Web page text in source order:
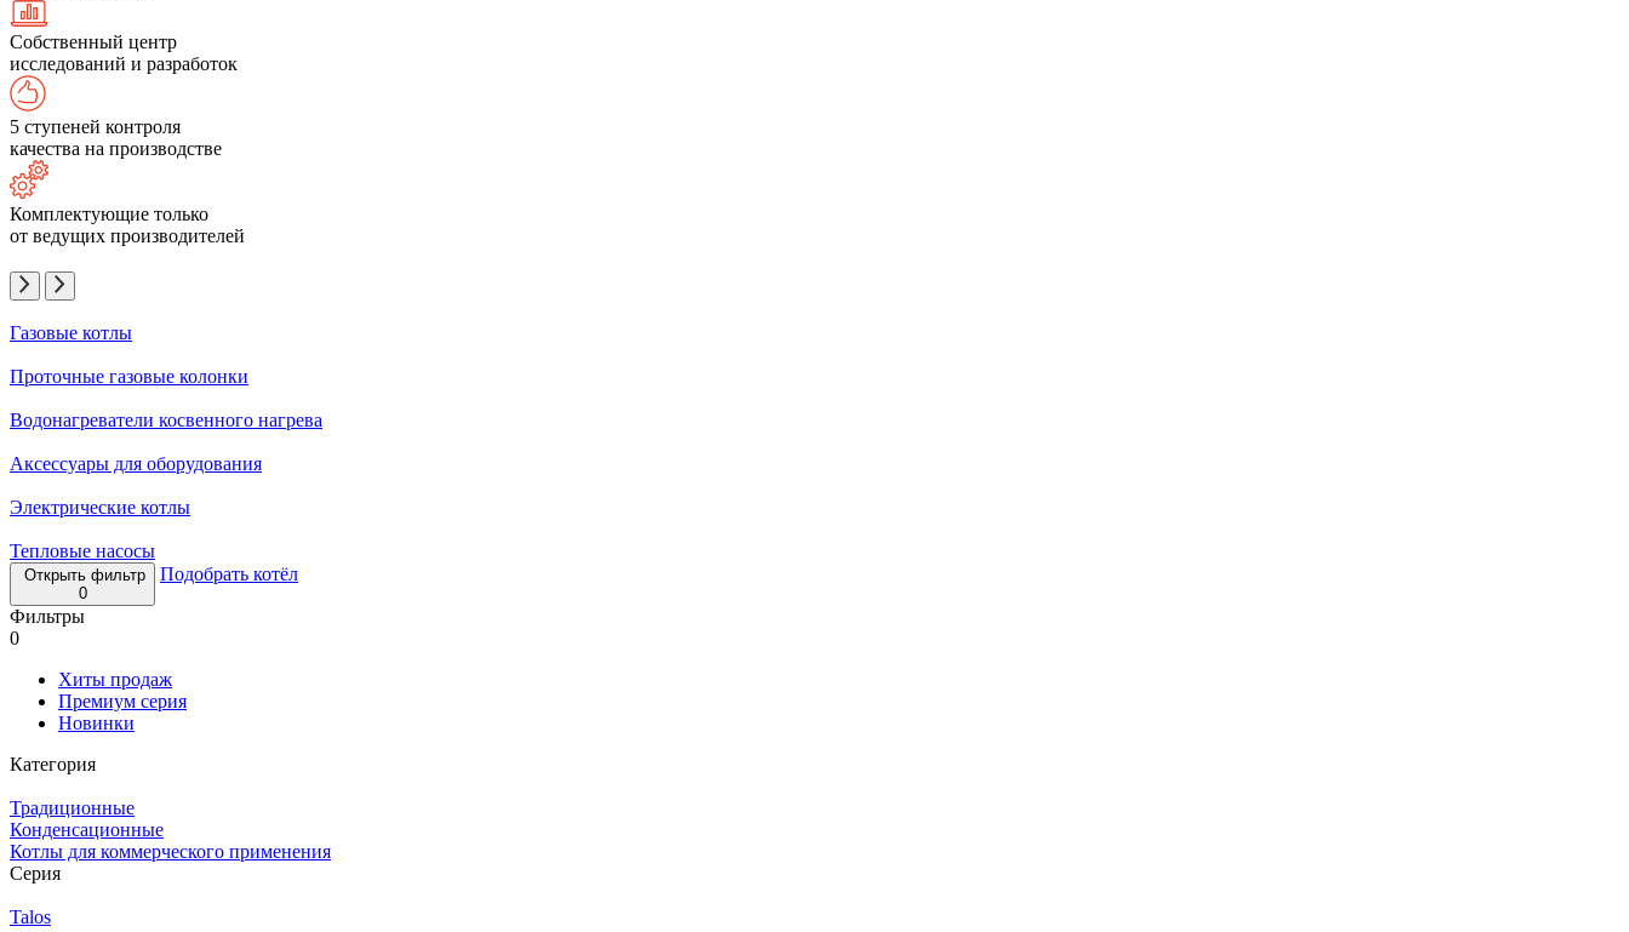
Собственный центр
исследований и разработок
5 ступеней контроля
качества на производстве
Комплектующие только
от ведущих производителей
Газовые котлы
Проточные газовые колонки
Водонагреватели косвенного нагрева
Аксессуары для оборудования
Электрические котлы
Тепловые насосы
Открыть фильтр
0
Подобрать котёл
Фильтры
0
Хиты продаж
Премиум серия
Новинки
Категория
Традиционные
Конденсационные
Котлы для коммерческого применения
Серия
Talos